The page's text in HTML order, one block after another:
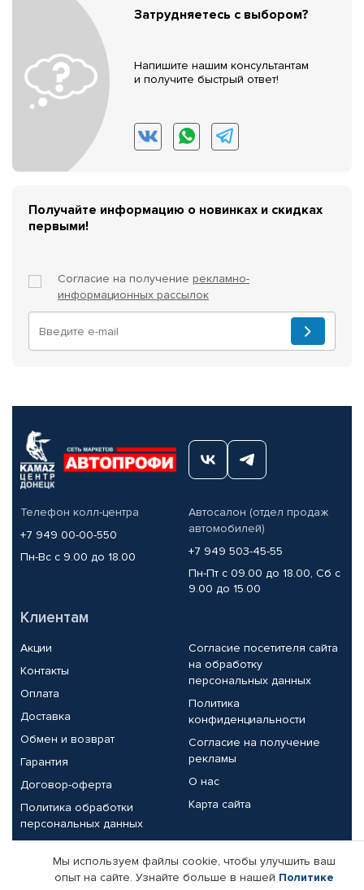
Затрудняетесь с выбором?
Напишите нашим консультантам
и получите быстрый ответ!
Получайте информацию о новинках и скидках
первыми!
Согласие на получение рекламно-
информационных рассылок
Телефон колл-центра
+7 949 00-00-550
Пн-Вс с 9.00 до 18.00
Автосалон (отдел продаж
автомобилей)
+7 949 503-45-55
Пн-Пт с 09.00 до 18.00, Сб с
9.00 до 15.00
Клиентам
Акции
Контакты
Оплата
Доставка
Обмен и возврат
Гарантия
Договор-оферта
Политика обработки
персональных данных
Согласие посетителя сайта
на обработку
персональных данных
Политика
конфиденциальности
Согласие на получение
рекламы
О нас
Карта сайта
Партнерам
Мы используем файлы cookie, чтобы улучшить ваш
опыт на сайте. Узнайте больше в нашей Политике